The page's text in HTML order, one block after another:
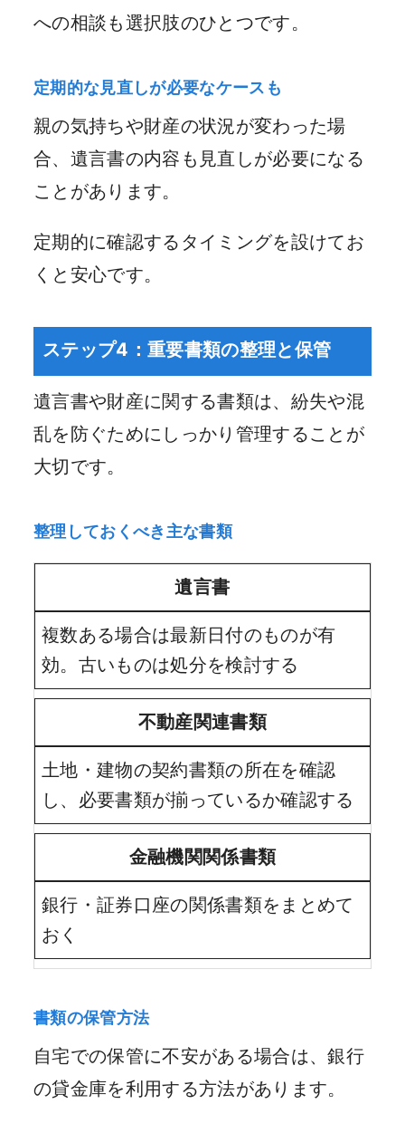
への相談も選択肢のひとつです。
定期的な見直しが必要なケースも
親の気持ちや財産の状況が変わった場
合、遺言書の内容も見直しが必要になる
ことがあります。
定期的に確認するタイミングを設けてお
くと安心です。
ステップ4：重要書類の整理と保管
遺言書や財産に関する書類は、紛失や混
乱を防ぐためにしっかり管理することが
大切です。
整理しておくべき主な書類
遺言書
複数ある場合は最新日付のものが有
効。古いものは処分を検討する
不動産関連書類
土地・建物の契約書類の所在を確認
し、必要書類が揃っているか確認する
金融機関関係書類
銀行・証券口座の関係書類をまとめて
おく
書類の保管方法
自宅での保管に不安がある場合は、銀行
の貸金庫を利用する方法があります。